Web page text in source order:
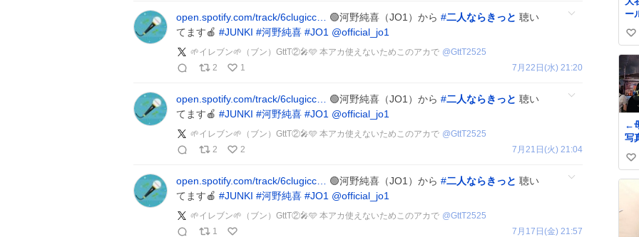
open.spotify.com/track/6clugicc… 🟢河野純喜（JO1）から #二人ならきっと 聴い
てます🍎 #JUNKI #河野純喜 #JO1 @official_jo1
🌱イレブン🌱（ブン）GttT②🎤🩵 本アカ使えないためこのアカで @GttT2525
2
1 7月22日(水) 21:20
open.spotify.com/track/6clugicc… 🟢河野純喜（JO1）から #二人ならきっと 聴い
てます🍎 #JUNKI #河野純喜 #JO1 @official_jo1
🌱イレブン🌱（ブン）GttT②🎤🩵 本アカ使えないためこのアカで @GttT2525
2
2 7月21日(火) 21:04
open.spotify.com/track/6clugicc… 🟢河野純喜（JO1）から #二人ならきっと 聴い
てます🍎 #JUNKI #河野純喜 #JO1 @official_jo1
🌱イレブン🌱（ブン）GttT②🎤🩵 本アカ使えないためこのアカで @GttT2525
1
7月17日(金) 21:57
ー
い
い
ね
数
←
い
い